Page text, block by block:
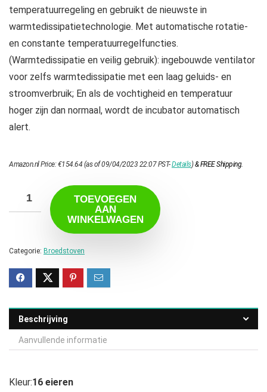
temperatuurregeling en gebruikt de nieuwste in
warmtedissipatietechnologie. Met automatische rotatie-
en constante temperatuurregelfuncties.
(Warmtedissipatie en veilig gebruik): ingebouwde ventilator
voor zelfs warmtedissipatie met een laag geluids- en
stroomverbruik; En als de vochtigheid en temperatuur
hoger zijn dan normaal, wordt de incubator automatisch
alert.
Amazon.nl Price:€154.64 (as of 09/04/2023 22:07 PST-Details)&FREE Shipping.
TOEVOEGEN
AAN
WINKELWAGEN
Categorie: Broedstoven
Beschrijving
Aanvullende informatie
Kleur:16 eieren